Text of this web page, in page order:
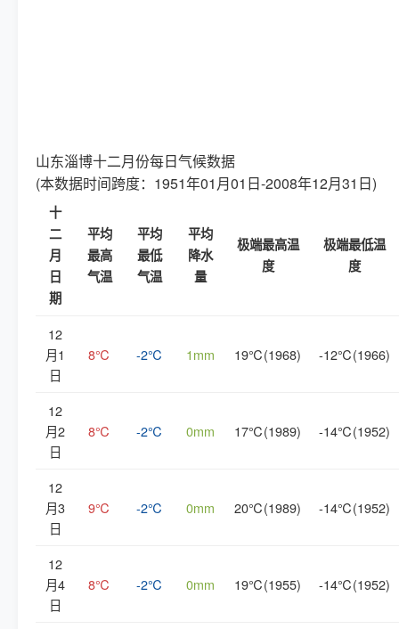
山东淄博十二月份每日气候数据
(本数据时间跨度：1951年01月01日-2008年12月31日)
十
二
月
日
期
平均
最高
气温
平均
最低
气温
平均
降水
量
极端最高温
度
极端最低温
度
12
月1
日
8℃ -2℃ 1mm 19℃(1968) -12℃(1966)
12
月2
日
8℃ -2℃ 0mm 17℃(1989) -14℃(1952)
12
月3
日
9℃ -2℃ 0mm 20℃(1989) -14℃(1952)
12
月4
日
8℃ -2℃ 0mm 19℃(1955) -14℃(1952)